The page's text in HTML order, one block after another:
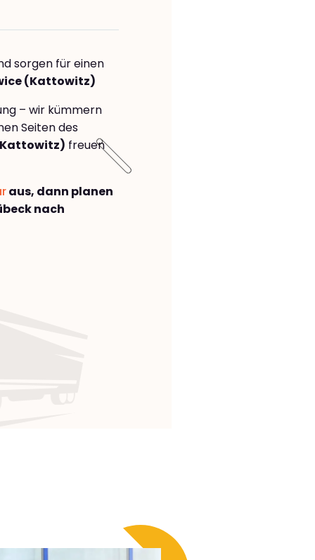
sorgen für einen
(Kattowitz)
– wir kümmern
Seiten des
freuen
aus, dann planen
nach